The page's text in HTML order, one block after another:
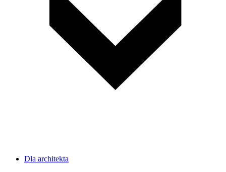
Dla architekta